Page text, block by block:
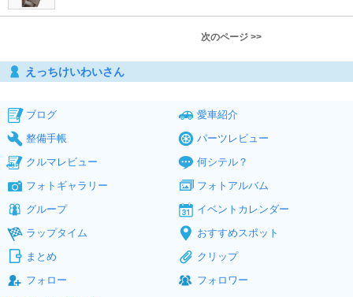
次のページ >>
えっちけいわいさん
ブログ
愛車紹介
整備手帳
パーツレビュー
クルマレビュー
何シテル？
フォトギャラリー
フォトアルバム
グループ
イベントカレンダー
ラップタイム
おすすめスポット
まとめ
クリップ
フォロー
フォロワー